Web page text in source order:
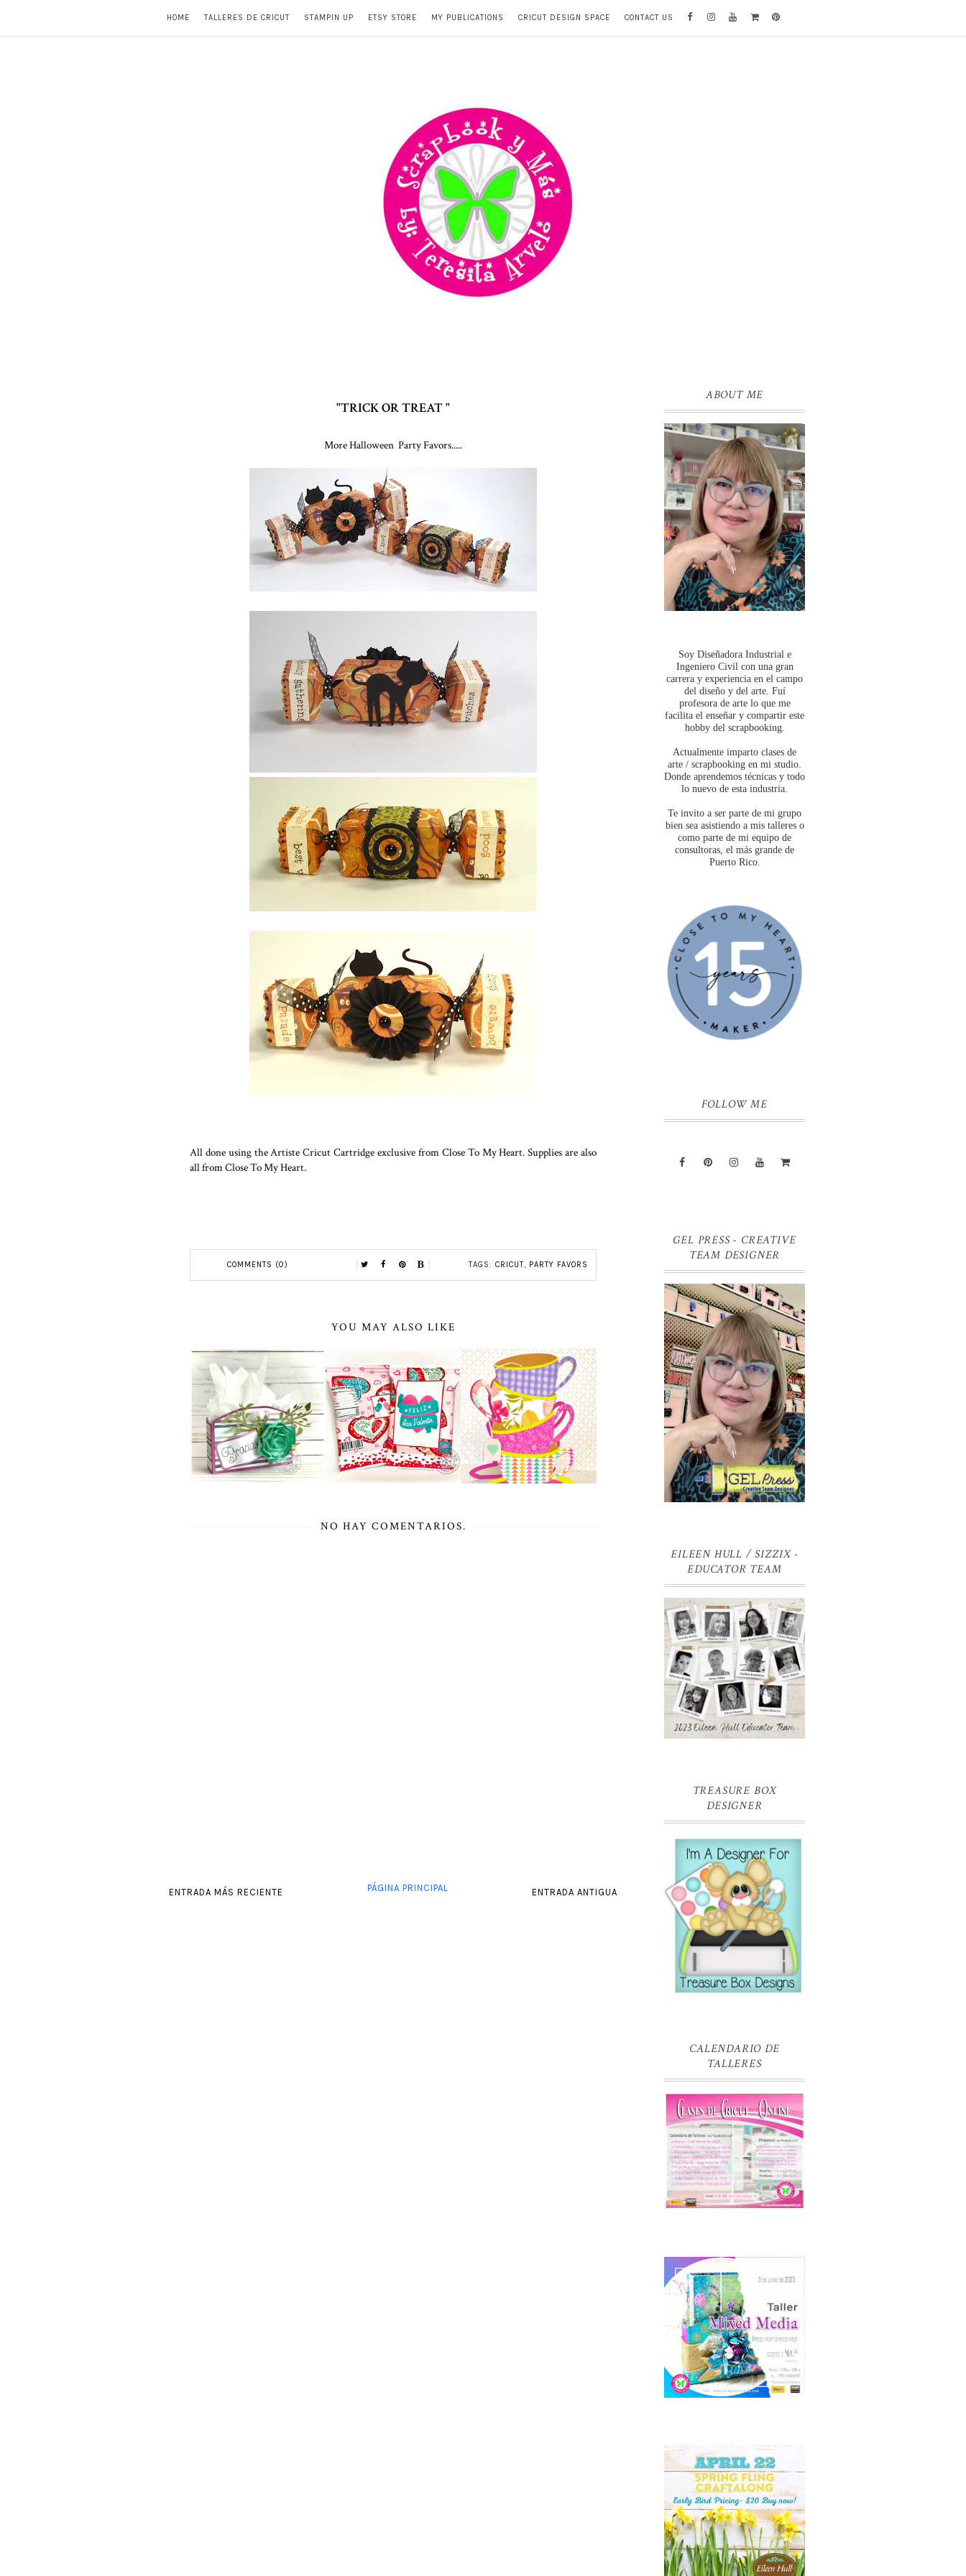
HOME TALLERES DE CRICUT STAMPIN UP ETSY STORE MY PUBLICATIONS CRICUT DESIGN SPACE CONTACT US
"TRICK OR TREAT "
More Halloween Party Favors.....
All done using the Artiste Cricut Cartridge exclusive from Close To My Heart. Supplies are also
all from Close To My Heart.
COMMENTS (0) TAGS: CRICUT, PARTY FAVORS
YOU MAY ALSO LIKE
NO HAY COMENTARIOS.
ENTRADA MÁS RECIENTE ENTRADA ANTIGUA
PÁGINA PRINCIPAL
ABOUT ME
Soy Diseñadora Industrial e
Ingeniero Civil con una gran
carrera y experiencia en el campo
del diseño y del arte. Fuí
profesora de arte lo que me
facilita el enseñar y compartir este
hobby del scrapbooking.
Actualmente imparto clases de
arte / scrapbooking en mi studio.
Donde aprendemos técnicas y todo
lo nuevo de esta industria.
Te invito a ser parte de mi grupo
bien sea asistiendo a mis talleres o
como parte de mi equipo de
consultoras, el más grande de
Puerto Rico.
FOLLOW ME
GEL PRESS - CREATIVE
TEAM DESIGNER
EILEEN HULL / SIZZIX -
EDUCATOR TEAM
TREASURE BOX
DESIGNER
CALENDARIO DE
TALLERES